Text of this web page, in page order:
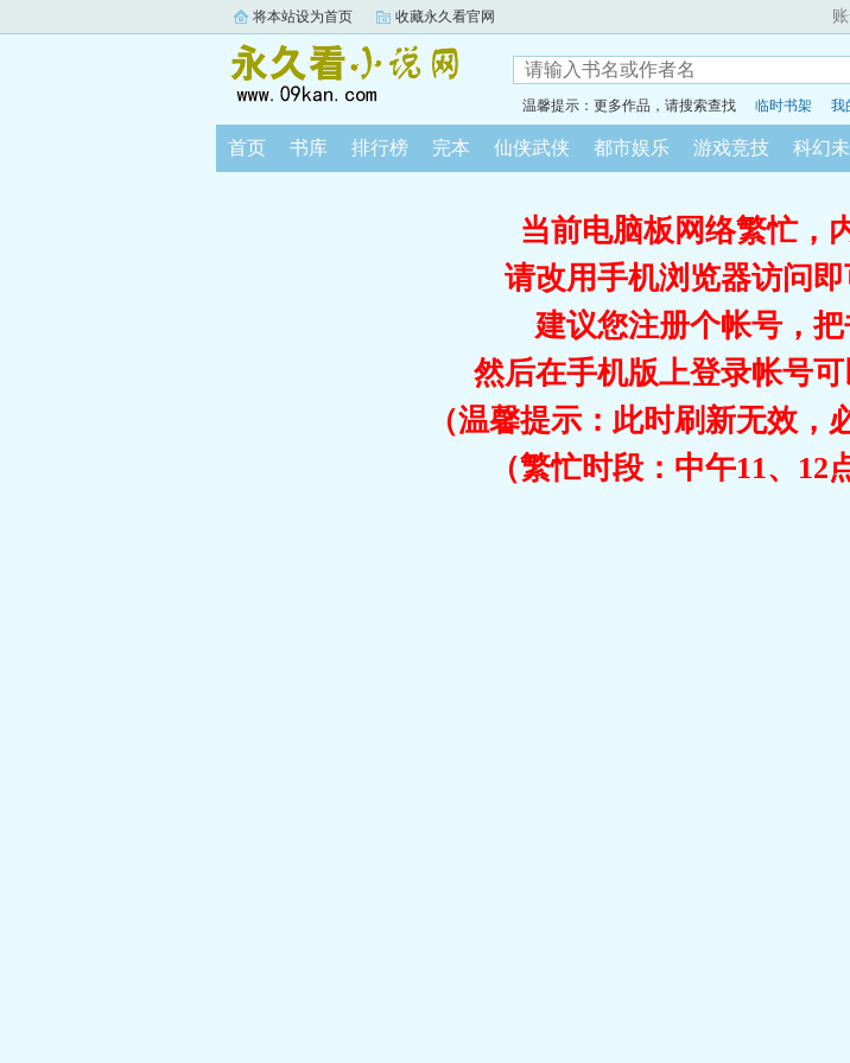
将本站设为首页 收藏永久看官网 账
温馨提示：更多作品，请搜索查找 临时书架 我
首页 书库 排行榜 完本 仙侠武侠 都市娱乐 游戏竞技 科幻
当前电脑板网络繁忙
请改用手机浏览器访问
建议您注册个帐号，把
然后在手机版上登录帐号
（温馨提示：此时刷新无效，
（繁忙时段：中午11、12